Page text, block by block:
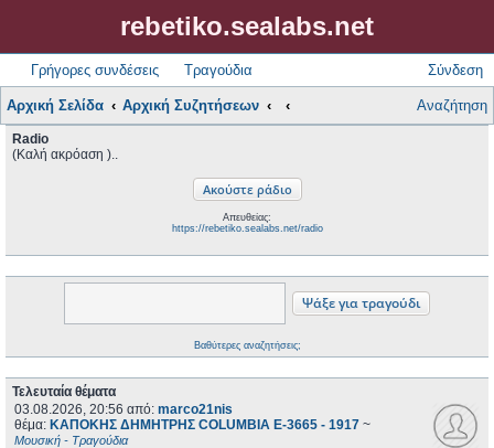
rebetiko.sealabs.net
Γρήγορες συνδέσεις Τραγούδια Σύνδεση
Αρχική Σελίδα Αρχική Συζητήσεων Αναζήτηση
Radio
(Καλή ακρόαση )..
Απευθείας:
https://rebetiko.sealabs.net/radio
Βαθύτερες αναζητήσεις;
Τελευταία θέματα
03.08.2026, 20:56 από: marco21nis
θέμα: ΚΑΠΟΚΗΣ ΔΗΜΗΤΡΗΣ COLUMBIA E-3665 - 1917 ~
Μουσική - Τραγούδια